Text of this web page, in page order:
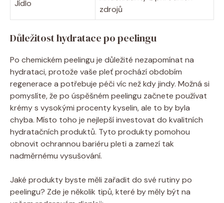
Jídlo
zdrojů
Důležitost hydratace po peelingu
Po chemickém peelingu je důležité nezapomínat na
hydrataci, protože vaše pleť prochází obdobím
regenerace a potřebuje péči víc než kdy jindy. Možná si
pomyslíte, že po úspěšném peelingu začnete používat
krémy s vysokými procenty kyselin, ale to by byla
chyba. Místo toho je nejlepší investovat do kvalitních
hydratačních produktů. Tyto produkty pomohou
obnovit ochrannou bariéru pleti a zamezí tak
nadměrnému vysušování.
Jaké produkty byste měli zařadit do své rutiny po
peelingu? Zde je několik tipů, které by měly být na